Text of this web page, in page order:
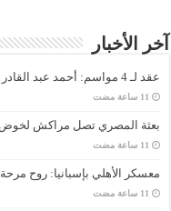
آخر الأخبار
عقد لـ 4 مواسم: أحمد عبد القادر في طريقه لبيراميدز
بعثة المصري تصل مراكش لخوض
معسكر الأهلي بإسبانيا: روح